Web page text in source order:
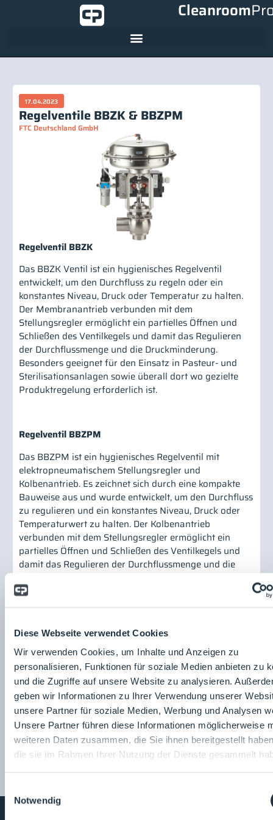
Diese Webseite verwendet Cookies
Wir verwenden Cookies, um Inhalte und Anzeigen zu
personalisieren, Funktionen für soziale Medien anbieten zu
und die Zugriffe auf unsere Website zu analysieren.
geben wir Informationen zu Ihrer Verwendung unserer
unsere Partner für soziale Medien, Werbung und Analysen
Unsere Partner führen diese Informationen möglicherweise
weiteren Daten zusammen, die Sie ihnen bereitgestellt
die sie im Rahmen Ihrer Nutzung der Dienste gesammelt
Notwendig
Cleanroom
17.04.2023
Regelventile BBZK & BBZPM
FTC Deutschland GmbH
Regelventil BBZK
Das BBZK Ventil ist ein hygienisches Regelventil
entwickelt, um den Durchfluss zu regeln oder ein
konstantes Niveau, Druck oder Temperatur zu halten.
Der Membranantrieb verbunden mit dem
Stellungsregler ermöglicht ein partielles Öffnen und
Schließen des Ventilkegels und damit das Regulieren
der Durchflussmenge und die Druckminderung.
Besonders geeignet für den Einsatz in Pasteur- und
Sterilisationsanlagen sowie überall dort wo gezielte
Produktregelung erforderlich ist.
Regelventil BBZPM
Das BBZPM ist ein hygienisches Regelventil mit
elektropneumatischem Stellungsregler und
Kolbenantrieb. Es zeichnet sich durch eine kompakte
Bauweise aus und wurde entwickelt, um den Durchfluss
zu regulieren und ein konstantes Niveau, Druck oder
Temperaturwert zu halten. Der Kolbenantrieb
verbunden mit dem Stellungsregler ermöglicht ein
partielles Öffnen und Schließen des Ventilkegels und
damit das Regulieren der Durchflussmenge und die
Kontrolle bei Misch-, Wäge- und Abfüllanwendungen
verwendet.
teilen:
FTC Deutschland GmbH
FTC Deutschland GmbH
Zum
Unternehmensprofil